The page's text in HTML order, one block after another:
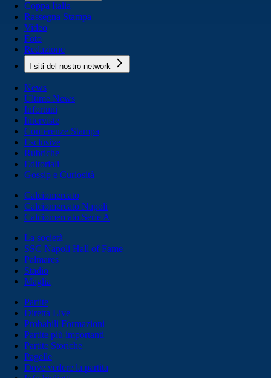
Coppa Italia
Rassegna Stampa
Video
Foto
Redazione
I siti del nostro network
News
Ultime News
Infortuni
Interviste
Conferenze Stampa
Esclusive
Rubriche
Editoriali
Gossip e Curiosità
Calciomercato
Calciomercato Napoli
Calciomercato Serie A
La società
SSC Napoli Hall of Fame
Palmares
Stadio
Maglia
Partite
Diretta Live
Probabili Formazioni
Partite più importanti
Partite Storiche
Pagelle
Dove vedere la partita